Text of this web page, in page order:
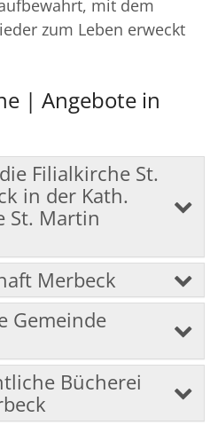
mit dem
zum Leben erweckt
| Angebote in
Filialkirche St.
in der Kath.
St. Martin
Merbeck
Gemeinde
Bücherei